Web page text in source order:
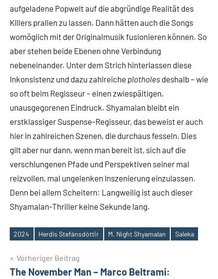
aufgeladene Popwelt auf die abgründige Realität des
Killers prallen zu lassen. Dann hätten auch die Songs
womöglich mit der Originalmusik fusionieren können. So
aber stehen beide Ebenen ohne Verbindung
nebeneinander. Unter dem Strich hinterlassen diese
Inkonsistenz und dazu zahlreiche plotholes deshalb – wie
so oft beim Regisseur – einen zwiespältigen,
unausgegorenen Eindruck. Shyamalan bleibt ein
erstklassiger Suspense-Regisseur, das beweist er auch
hier in zahlreichen Szenen, die durchaus fesseln. Dies
gilt aber nur dann, wenn man bereit ist, sich auf die
verschlungenen Pfade und Perspektiven seiner mal
reizvollen, mal ungelenken Inszenierung einzulassen.
Denn bei allem Scheitern: Langweilig ist auch dieser
Shyamalan-Thriller keine Sekunde lang.
Schlagwörter
2024 Herdís Stefánsdóttir M. Night Shyamalan Saleka
Beitragsnavigation
Vorheriger Beitrag
The November Man – Marco Beltrami: